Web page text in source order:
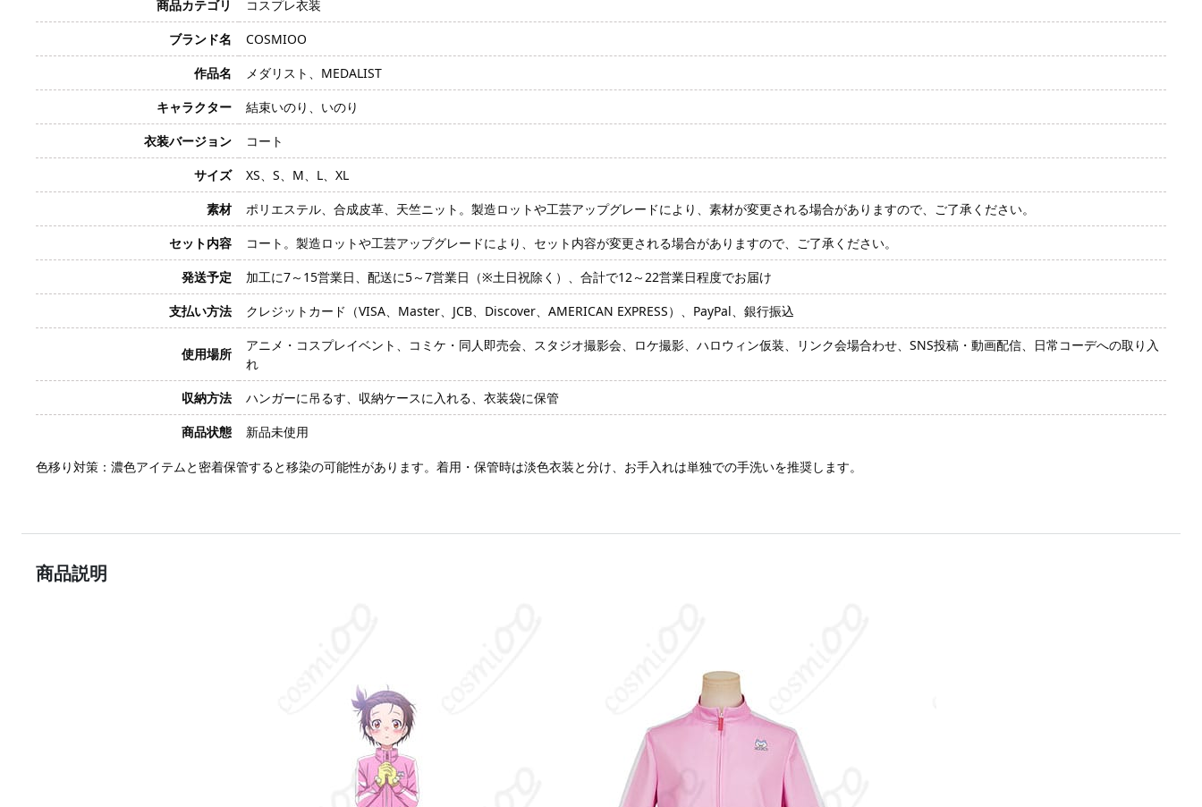
商品カテゴリ
コスプレ衣装
ブランド名
COSMIOO
作品名
メダリスト、MEDALIST
キャラクター
結束いのり、いのり
衣装バージョン
コート
サイズ
XS、S、M、L、XL
素材
ポリエステル、合成皮革、天竺ニット。製造ロットや工芸アップグレードにより、素材が変更される場合がありますので、ご了承ください。
セット内容
コート。製造ロットや工芸アップグレードにより、セット内容が変更される場合がありますので、ご了承ください。
発送予定
加工に7～15営業日、配送に5～7営業日（※土日祝除く）、合計で12～22営業日程度でお届け
支払い方法
クレジットカード（VISA、Master、JCB、Discover、AMERICAN EXPRESS）、PayPal、銀行振込
使用場所
アニメ・コスプレイベント、コミケ・同人即売会、スタジオ撮影会、ロケ撮影、ハロウィン仮装、リンク会場合わせ、SNS投稿・動画配信、日常コーデへの取り入
れ
収納方法
ハンガーに吊るす、収納ケースに入れる、衣装袋に保管
商品状態
新品未使用
色移り対策：濃色アイテムと密着保管すると移染の可能性があります。着用・保管時は淡色衣装と分け、お手入れは単独での手洗いを推奨します。
商品説明